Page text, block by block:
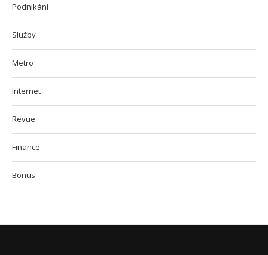
Podnikání
Služby
Metro
Internet
Revue
Finance
Bonus